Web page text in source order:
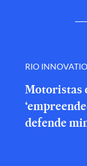
RIO
Motoristas
defende